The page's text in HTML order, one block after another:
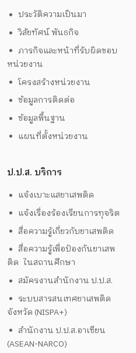
ประวัติความเป็นมา
วิสัยทัศน์ พันธกิจ
ภารกิจและหน้าที่รับผิดชอบ
หน่วยงาน
โครงสร้างหน่วยงาน
ข้อมูลการติดต่อ
ข้อมูลพื้นฐาน
แผนที่ตั้งหน่วยงาน
ป.ป.ส. บริการ
แจ้งเบาะแสยาเสพติด
แจ้งเรื่องร้องเรียนการทุจริต
สื่อความรู้เกี่ยวกับยาเสพติด
สื่อความรู้เพื่อป้องกันยาเสพ
ติด ในสถานศึกษา
สมัครงานสำนักงาน ป.ป.ส.
ระบบสารสนเทศยาเสพติด
จังหวัด (NISPA+)
สำนักงาน ป.ป.ส.อาเซียน
(ASEAN-NARCO)